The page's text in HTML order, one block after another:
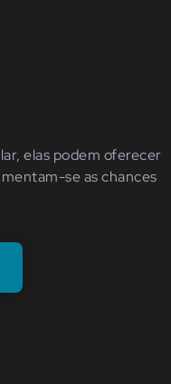
elas podem oferecer
se as chances